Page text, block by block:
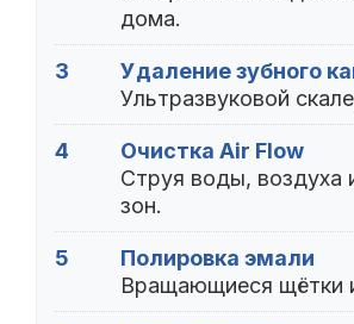
дома.
3
Удаление зубного
Ультразвуковой
4
Очистка Air Flow
Струя воды, воздуха
зон.
5
Полировка эмали
Вращающиеся щётки